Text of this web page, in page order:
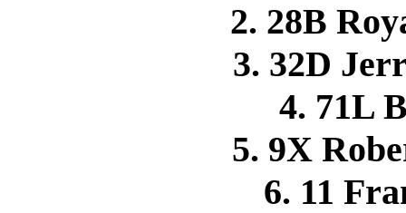
2. 28B
3. 32D
4. 71L
5. 9X
6. 11